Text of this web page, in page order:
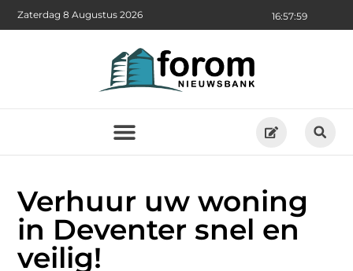
16:58:01
Zaterdag 8 Augustus 2026
Verhuur uw woning
in Deventer snel en
veilig!